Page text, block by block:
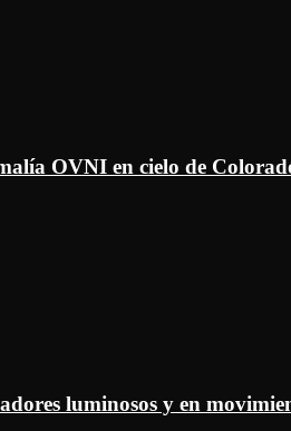
OVNI en cielo de
luminosos y en